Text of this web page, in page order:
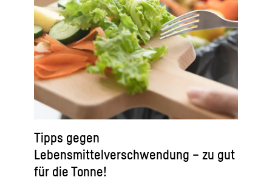
Tipps gegen
Lebensmittelverschwendung – zu gut
für die Tonne!